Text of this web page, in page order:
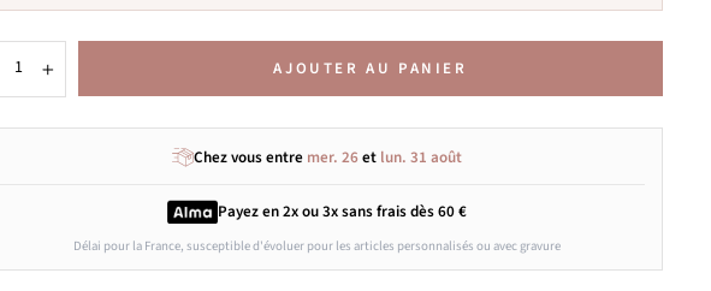
+
AJOUTER AU PANIER
Chez vous entre mer. 26et lun. 31 août
Payez en 2x ou 3xsans fraisdès 60 €
Délai pour la France, susceptible d'évoluer pour les articles personnalisés ou avec gravure